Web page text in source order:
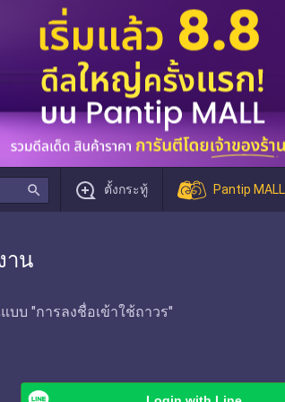
search ตั้งกระทู้ Pantip MALL
าน
บ "การลงชื่อเข้าใช้ถาวร"